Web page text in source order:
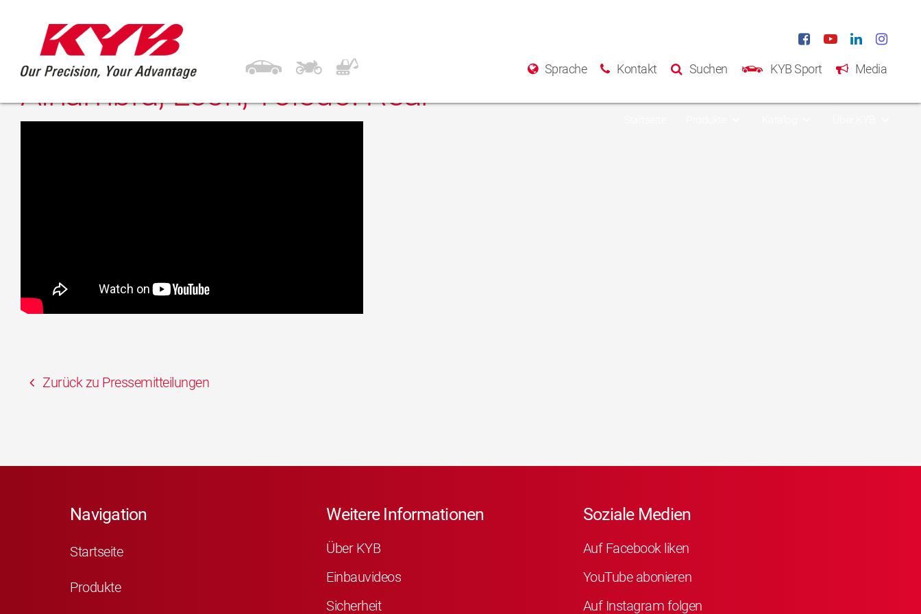
Sprache Kontakt Suchen KYB Sport Media
KYB VW Jetta 6, Golf V, VI; SEAT
Alhambra, Leon, Toledo: Rear
Zurück zu Pressemitteilungen
Navigation
Startseite
Produkte
Weitere Informationen
Über KYB
Einbauvideos
Sicherheit
Soziale Medien
Auf Facebook liken
YouTube abonieren
Auf Instagram folgen